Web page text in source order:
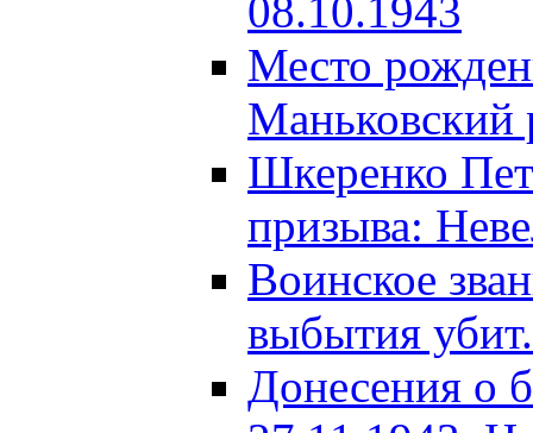
08.10.1943
Место
Маньковский
Шкеренко
призыва:
Воинское
выбытия убит.
Донесения о